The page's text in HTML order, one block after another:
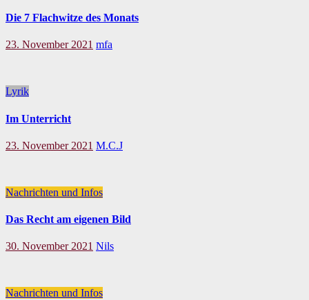
Die 7 Flachwitze des Monats
23. November 2021 mfa
Lyrik
Im Unterricht
23. November 2021 M.C.J
Nachrichten und Infos
Das Recht am eigenen Bild
30. November 2021 Nils
Nachrichten und Infos